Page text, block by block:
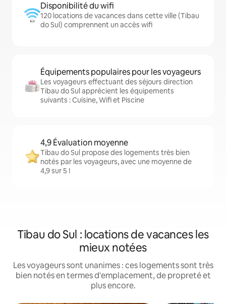
Disponibilité du wifi
120 locations de vacances dans cette ville (Tibau
do Sul) comprennent un accès wifi
Équipements populaires pour les voyageurs
Les voyageurs effectuant des séjours direction
Tibau do Sul apprécient les équipements
suivants : Cuisine, Wifi et Piscine
4,9 Évaluation moyenne
Tibau do Sul propose des logements très bien
notés par les voyageurs, avec une moyenne de
4,9 sur 5 !
Tibau do Sul : locations de vacances les
mieux notées
Les voyageurs sont unanimes : ces logements sont très
bien notés en termes d'emplacement, de propreté et
plus encore.